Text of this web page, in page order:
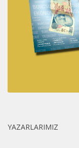
YAZARLARIMIZ